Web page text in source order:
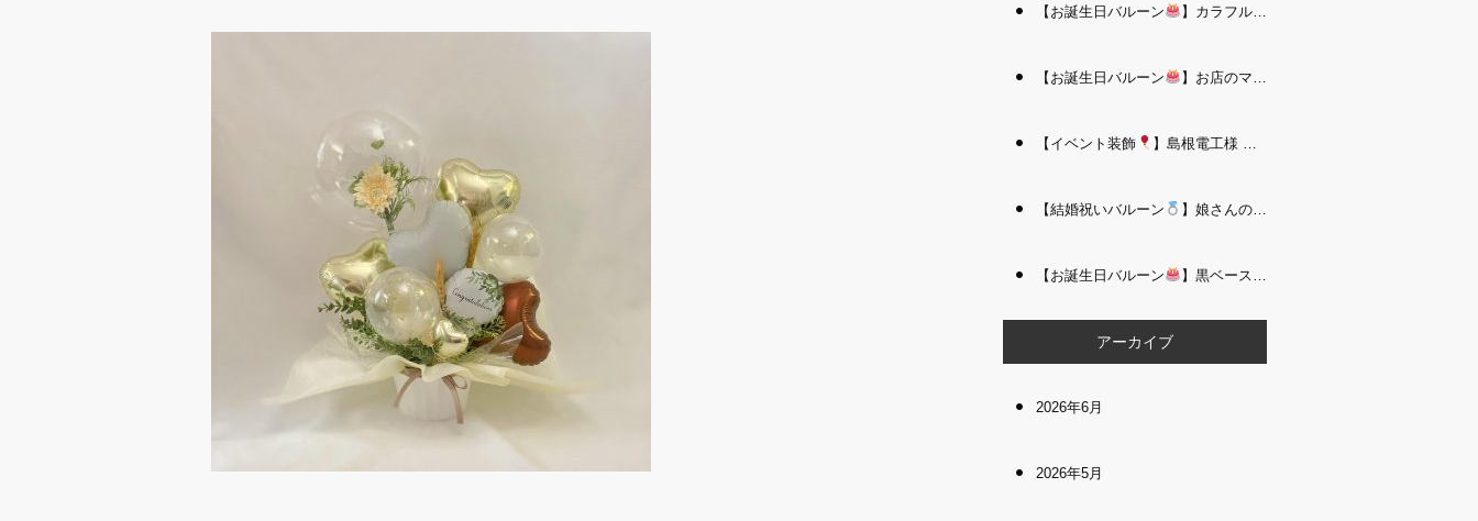
【お誕生日バルーン 】カラフルで存在感たっぷりのバルーンタワー｜松江 i Balloo n
【お誕生日バルーン 】お店のママさんへの華やかなお祝いに｜シャンパン付き豪 華バルーンアレンジメント｜松江 i Balloon
【イベント装飾 】島根電工様 お客様感謝祭｜入口アーチ＆キッズコーナー装飾 を担当しました｜松江 i Balloon
【結婚祝いバルーン 】娘さんのご結婚祝いに｜ウェディングベアとフラワーイン バルーンが華やかなバルーンアレンジメント｜松江 i Balloon
【お誕生日バルーン 】黒ベース×ヒョウ柄がおしゃれ
アーカイブ
2026年6月
2026年5月